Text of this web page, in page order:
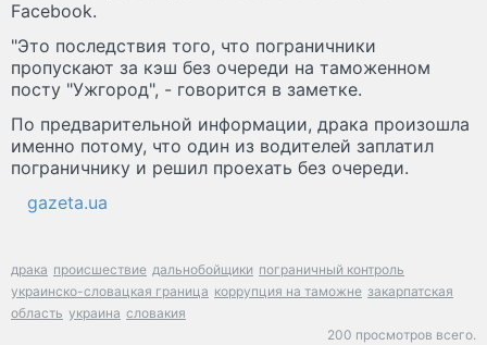
Facebook.
"Это последствия того, что пограничники
пропускают за кэш без очереди на таможенном
посту "Ужгород", - говорится в заметке.
По предварительной информации, драка произошла
именно потому, что один из водителей заплатил
пограничнику и решил проехать без очереди.
gazeta.ua
драка происшествие дальнобойщики пограничный контроль
украинско-словацкая граница коррупция на таможне закарпатская
область украина словакия
200 просмотров всего.